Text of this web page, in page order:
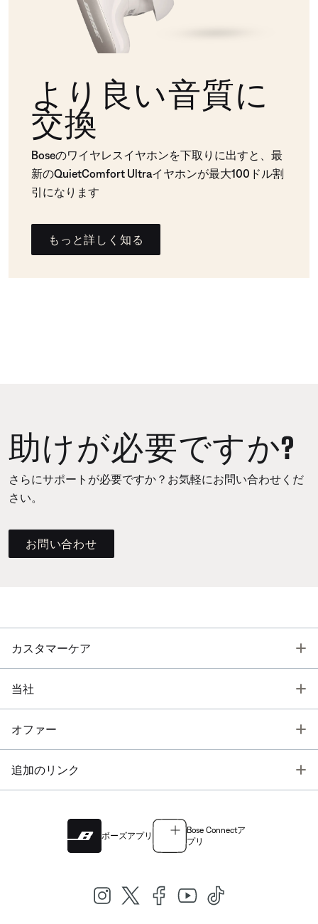
より良い音質に
交換
Boseのワイヤレスイヤホンを下取りに出すと、最
新のQuietComfort Ultraイヤホンが最大100ドル割
引になります
もっと詳しく知る
助けが必要ですか?
さらにサポートが必要ですか？お気軽にお問い合わせくだ
さい。
お問い合わせ
カスタマーケア
当社
オファー
追加のリンク
ボーズアプリ
Bose Connectア
プリ